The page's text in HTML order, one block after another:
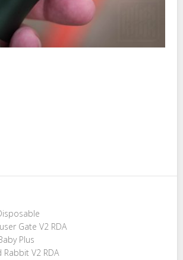
Gate V2 RDA
Plus
V2 RDA